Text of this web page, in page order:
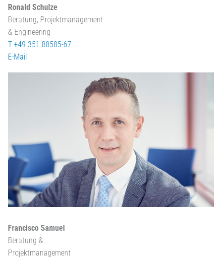
Ronald Schulze
Beratung, Projektmanagement
& Engineering
T +49 351 88585-67
E-Mail
Francisco Samuel
Beratung &
Projektmanagement